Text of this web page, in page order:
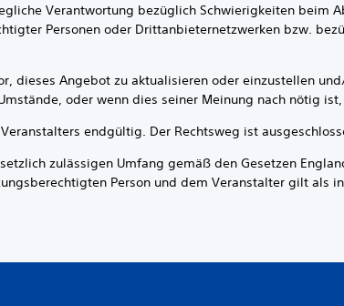
Verantwortung bezüglich Schwierigkeiten beim
Personen oder Drittanbieternetzwerken bzw.
Angebot zu aktualisieren oder einzustellen
oder wenn dies seiner Meinung nach nötig
endgültig. Der Rechtsweg ist
zulässigen Umfang gemäß den Gesetzen
Person und dem Veranstalter gilt als